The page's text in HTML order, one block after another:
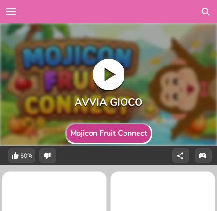
Mojicon Fruit Connect
50%